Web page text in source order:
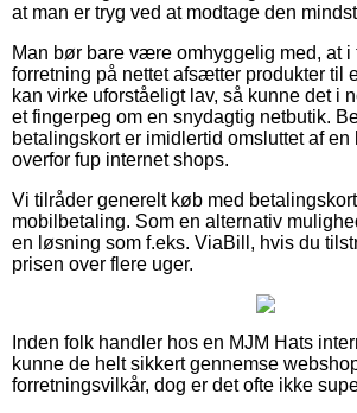
at man er tryg ved at modtage den
Man bør bare være omhyggelig med, at
forretning på nettet afsætter produkter til
kan virke uforståeligt lav, så kunne det
et fingerpeg om en snydagtig netbutik.
betalingskort er imidlertid omsluttet af en
overfor fup internet shops.
Vi tilråder generelt køb med
mobilbetaling. Som en alternativ
en løsning som f.eks. ViaBill, hvis du
prisen over flere uger.
Inden folk handler hos en MJM Hats
kunne de helt sikkert gennemse
forretningsvilkår, dog er det ofte ikke